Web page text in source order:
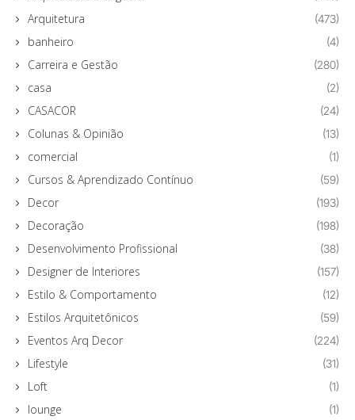
Arquitetura (473)
banheiro (4)
Carreira e Gestão (280)
casa (2)
CASACOR (24)
Colunas & Opinião (13)
comercial (1)
Cursos & Aprendizado Contínuo (59)
Decor (193)
Decoração (198)
Desenvolvimento Profissional (38)
Designer de Interiores (157)
Estilo & Comportamento (12)
Estilos Arquitetônicos (59)
Eventos Arq Decor (224)
Lifestyle (31)
Loft (1)
lounge (1)